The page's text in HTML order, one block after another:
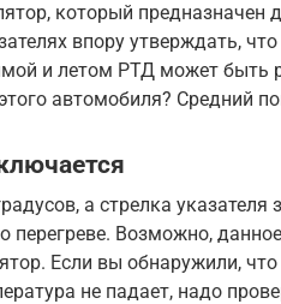
который предназначен
впору утверждать,
и летом РТД может быть
автомобиля? Средний
а стрелка
перегреве. Возможно,
Если вы обнаружили,
не падает, надо